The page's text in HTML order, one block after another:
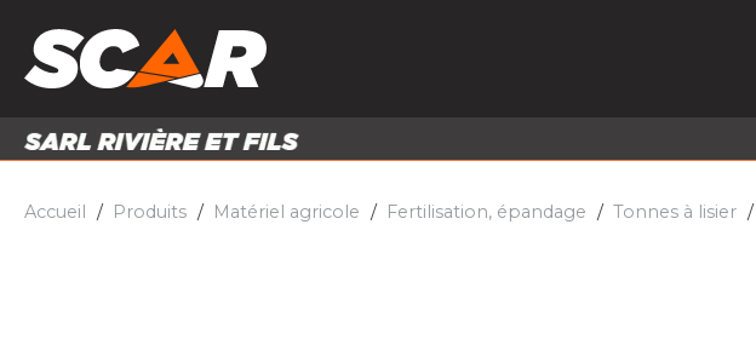
PIÈCES ET ACCESSOIRES
Accueil Produits Matériel agricole Fertilisation, épandage Tonnes à lisier